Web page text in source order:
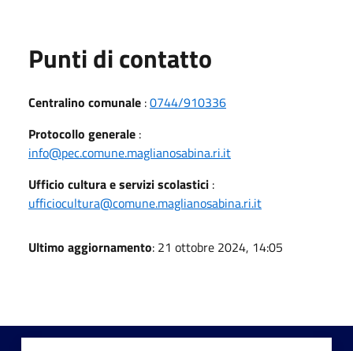
Punti di contatto
Centralino comunale :0744/910336
Protocollo generale :
info@pec.comune.maglianosabina.ri.it
Ufficio cultura e servizi scolastici :
ufficiocultura@comune.maglianosabina.ri.it
Ultimo aggiornamento: 21 ottobre 2024, 14:05